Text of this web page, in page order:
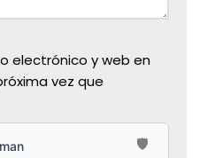
electrónico y web en
vez que